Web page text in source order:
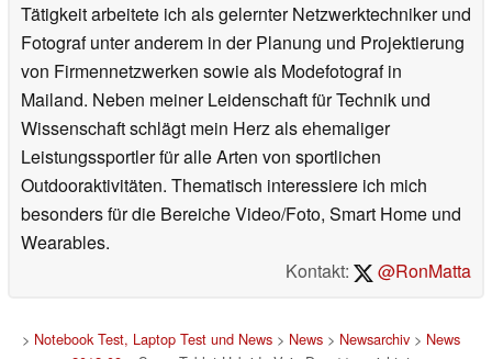
Tätigkeit arbeitete ich als gelernter Netzwerktechniker und
Fotograf unter anderem in der Planung und Projektierung
von Firmennetzwerken sowie als Modefotograf in
Mailand. Neben meiner Leidenschaft für Technik und
Wissenschaft schlägt mein Herz als ehemaliger
Leistungssportler für alle Arten von sportlichen
Outdooraktivitäten. Thematisch interessiere ich mich
besonders für die Bereiche Video/Foto, Smart Home und
Wearables.
Kontakt:
@RonMatta
> Notebook Test, Laptop Test und News> News> Newsarchiv> News